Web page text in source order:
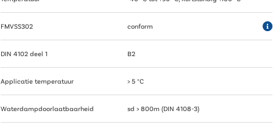
FMVSS302 conform
DIN 4102 deel 1 B2
Applicatie temperatuur > 5 °C
Waterdampdoorlaatbaarheid sd > 800m (DIN 4108-3)